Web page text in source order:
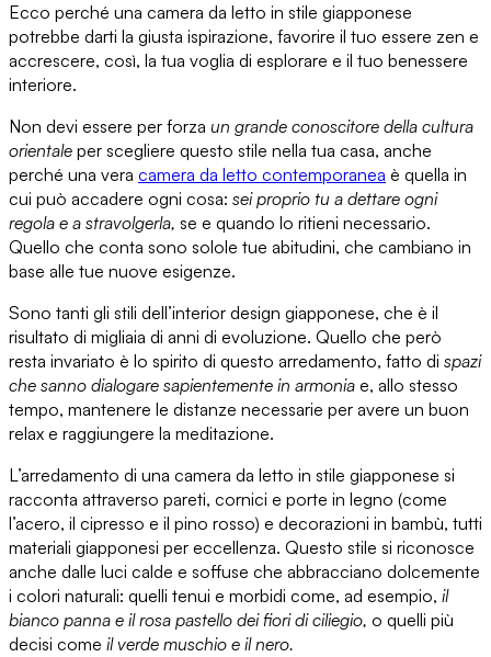
Ecco perché una camera da letto in stile giapponese
potrebbe darti la giusta ispirazione, favorire il tuo essere zen e
accrescere, così, la tua voglia di esplorare e il tuo benessere
interiore.
Non devi essere per forza un grande conoscitore della cultura
orientale per scegliere questo stile nella tua casa, anche
perché una vera camera da letto contemporanea è quella in
cui può accadere ogni cosa: sei proprio tu a dettare ogni
regola e a stravolgerla, se e quando lo ritieni necessario.
Quello che conta sono solole tue abitudini, che cambiano in
base alle tue nuove esigenze.
Sono tanti gli stili dell’interior design giapponese, che è il
risultato di migliaia di anni di evoluzione. Quello che però
resta invariato è lo spirito di questo arredamento, fatto di spazi
che sanno dialogare sapientemente in armonia e, allo stesso
tempo, mantenere le distanze necessarie per avere un buon
relax e raggiungere la meditazione.
L’arredamento di una camera da letto in stile giapponese si
racconta attraverso pareti, cornici e porte in legno (come
l’acero, il cipresso e il pino rosso) e decorazioni in bambù, tutti
materiali giapponesi per eccellenza. Questo stile si riconosce
anche dalle luci calde e soffuse che abbracciano dolcemente
i colori naturali: quelli tenui e morbidi come, ad esempio, il
bianco panna e il rosa pastello dei fiori di ciliegio, o quelli più
decisi come il verde muschio e il nero.